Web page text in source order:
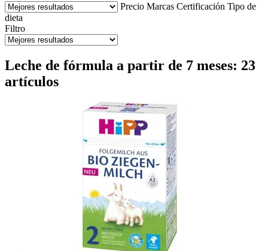
Precio Marcas Certificación Tipo de
dieta
Filtro
Leche de fórmula a partir de 7 meses: 23
artículos